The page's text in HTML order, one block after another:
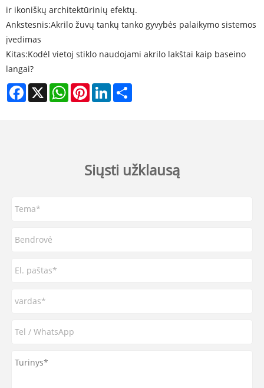
ir ikoniškų architektūrinių efektų.
Ankstesnis:Akrilo žuvų tankų tanko gyvybės palaikymo sistemos
įvedimas
Kitas:Kodėl vietoj stiklo naudojami akrilo lakštai kaip baseino
langai?
Facebook
X WhatsAppPinterestLinkedIn
Siųsti užklausą